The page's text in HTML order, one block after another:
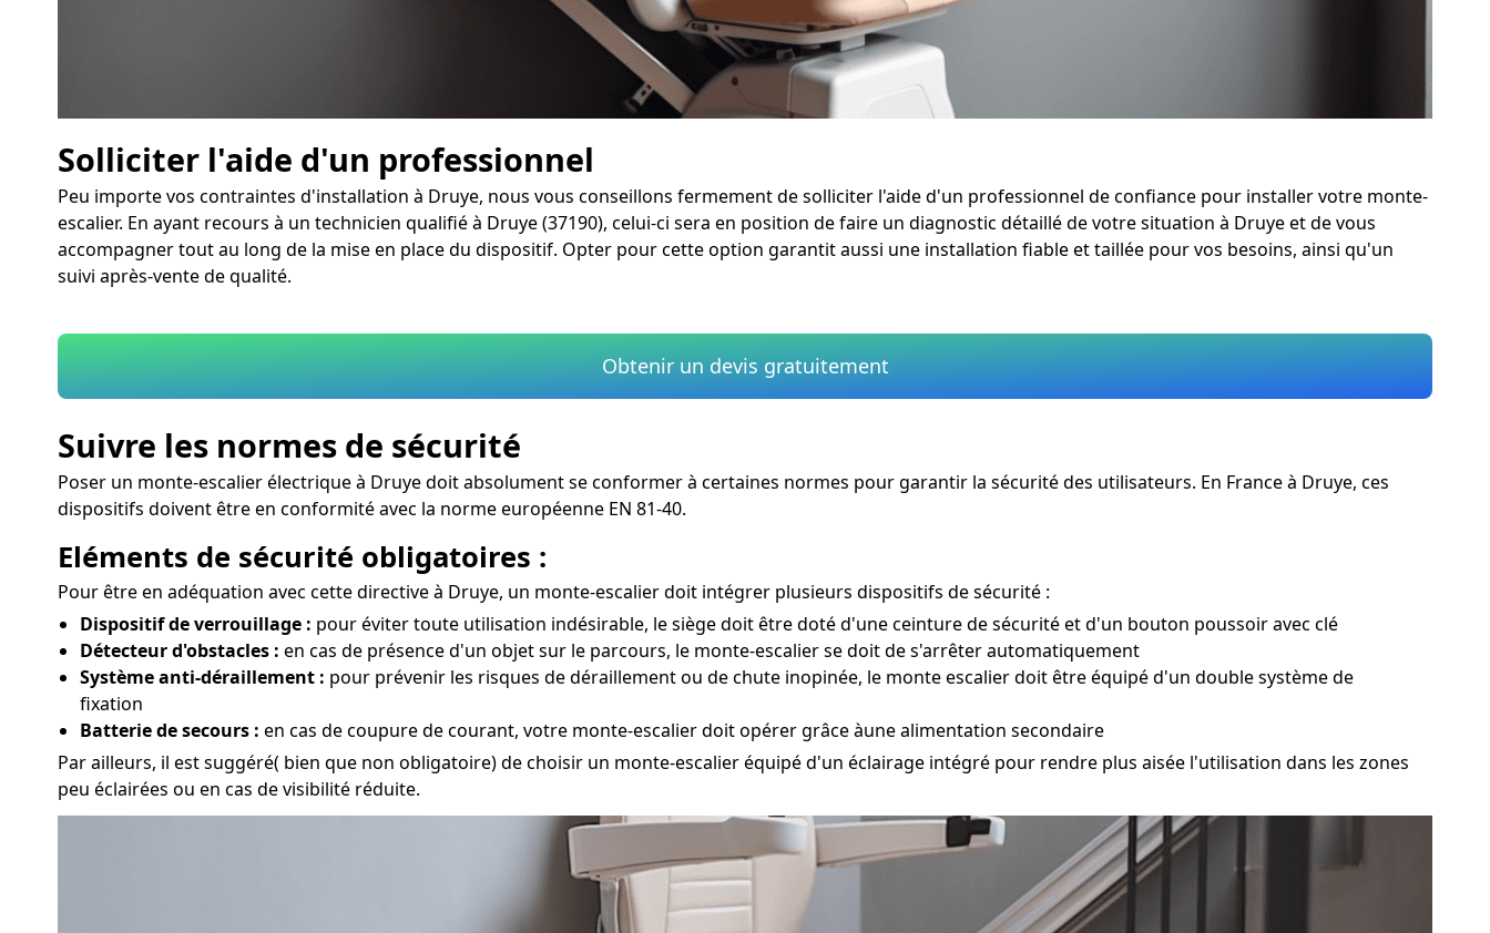
Solliciter l'aide d'un professionnel
Peu importe vos contraintes d'installation à Druye, nous vous conseillons fermement de solliciter l'aide d'un professionnel de confiance pour installer votre monte-
escalier. En ayant recours à un technicien qualifié à Druye (37190), celui-ci sera en position de faire un diagnostic détaillé de votre situation à Druye et de vous
accompagner tout au long de la mise en place du dispositif. Opter pour cette option garantit aussi une installation fiable et taillée pour vos besoins, ainsi qu'un
suivi après-vente de qualité.
Obtenir un devis gratuitement
Suivre les normes de sécurité
Poser un monte-escalier électrique à Druye doit absolument se conformer à certaines normes pour garantir la sécurité des utilisateurs. En France à Druye, ces
dispositifs doivent être en conformité avec la norme européenne EN 81-40.
Eléments de sécurité obligatoires :
Pour être en adéquation avec cette directive à Druye, un monte-escalier doit intégrer plusieurs dispositifs de sécurité :
Dispositif de verrouillage : pour éviter toute utilisation indésirable, le siège doit être doté d'une ceinture de sécurité et d'un bouton poussoir avec clé
Détecteur d'obstacles : en cas de présence d'un objet sur le parcours, le monte-escalier se doit de s'arrêter automatiquement
Système anti-déraillement : pour prévenir les risques de déraillement ou de chute inopinée, le monte escalier doit être équipé d'un double système de
fixation
Batterie de secours : en cas de coupure de courant, votre monte-escalier doit opérer grâce àune alimentation secondaire
Par ailleurs, il est suggéré( bien que non obligatoire) de choisir un monte-escalier équipé d'un éclairage intégré pour rendre plus aisée l'utilisation dans les zones
peu éclairées ou en cas de visibilité réduite.